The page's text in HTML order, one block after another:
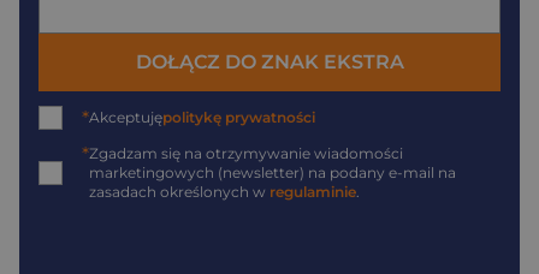
DOŁĄCZ DO ZNAK EKSTRA
*Akceptujępolitykę prywatności
*Zgadzam się na otrzymywanie wiadomości
marketingowych (newsletter) na podany e-mail na
zasadach określonych w regulaminie